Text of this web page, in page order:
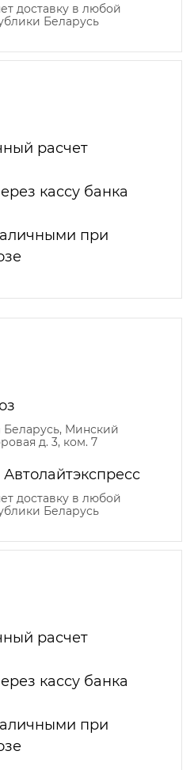
доставку в любой
Беларусь
расчет
кассу банка
при
Беларусь, Минский
д. 3, ком. 7
доставку в любой
Беларусь
расчет
кассу банка
при